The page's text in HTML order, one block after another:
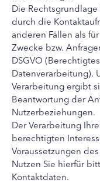
Die
durch die
anderen Fällen als
Zwecke bzw.
DSGVO
Datenverarbeitung).
Verarbeitung ergibt
Beantwortung der
Nutzerbeziehungen.
Der Verarbeitung
berechtigten
Voraussetzungen
Nutzen Sie hierfür
Kontaktdaten.